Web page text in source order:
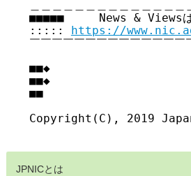
■■■■■     News & Viewsは
::::: https://
￣￣￣￣￣￣￣￣￣￣￣￣￣
■■◆
■■◆
■■
Copyright(C), 2019
JPNICとは